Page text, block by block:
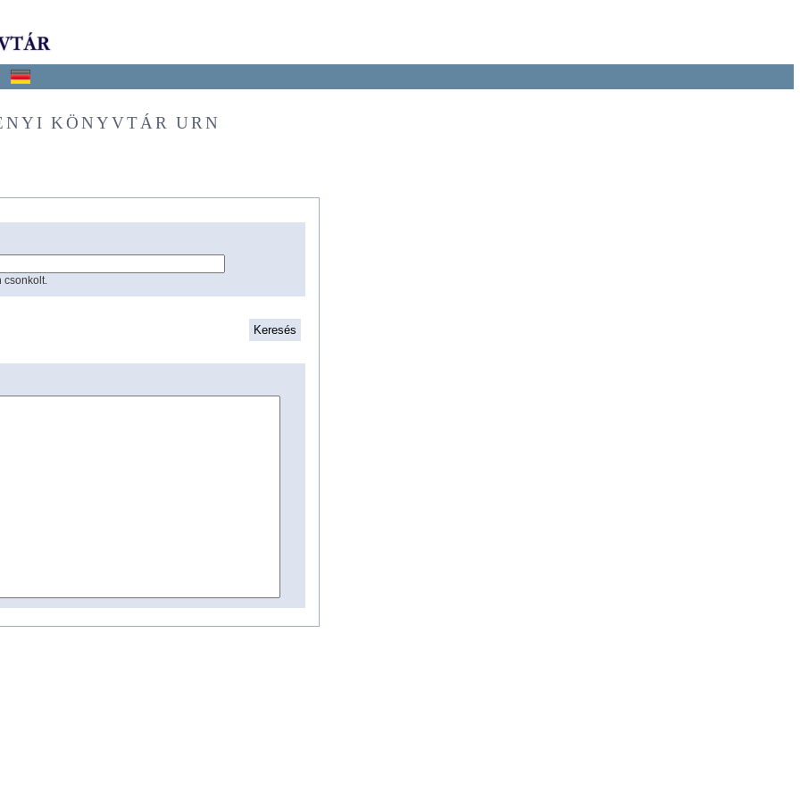
KÖNYVTÁR URN
csonkolt.